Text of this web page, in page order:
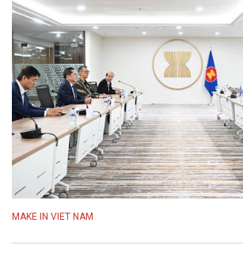
MAKE IN VIET NAM